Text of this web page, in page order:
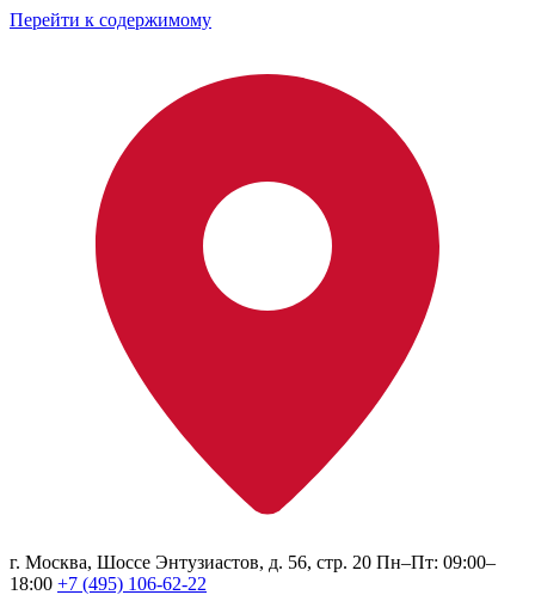
Перейти к содержимому
г. Москва, Шоссе Энтузиастов, д. 56, стр. 20 Пн–Пт: 09:00–
18:00 +7 (495) 106-62-22